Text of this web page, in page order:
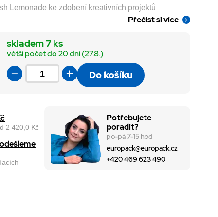
Lemonade ke zdobení kreativních projektů
Přečíst si více
skladem 7 ks
větší počet do 20 dní (27.8.)
Do košíku
2 420,0 Kč
Potřebujete
poradit?
po-pá 7-15 hod
europack@europack.cz
+420 469 623 490